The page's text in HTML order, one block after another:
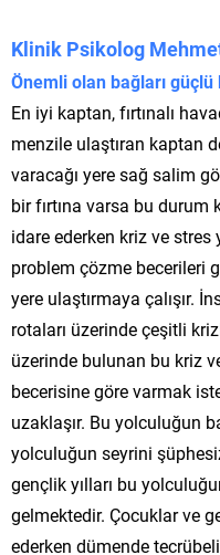
Klinik Psikolog
Önemli olan bağları
En iyi kaptan, fırtınalı
menzile ulaştıran kaptan
varacağı yere sağ salim
bir fırtına varsa bu durum
idare ederken kriz ve
problem çözme becerileri
yere ulaştırmaya çalışır.
rotaları üzerinde çeşitli
üzerinde bulunan bu kriz
becerisine göre varmak
uzaklaşır. Bu yolculuğun
yolculuğun seyrini
gençlik yılları bu
gelmektedir. Çocuklar ve
ederken dümende